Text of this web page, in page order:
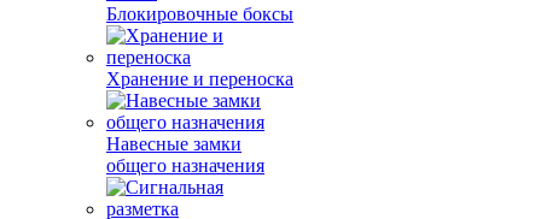
Блокировочные боксы
Хранение и переноска
Навесные замки
общего назначения